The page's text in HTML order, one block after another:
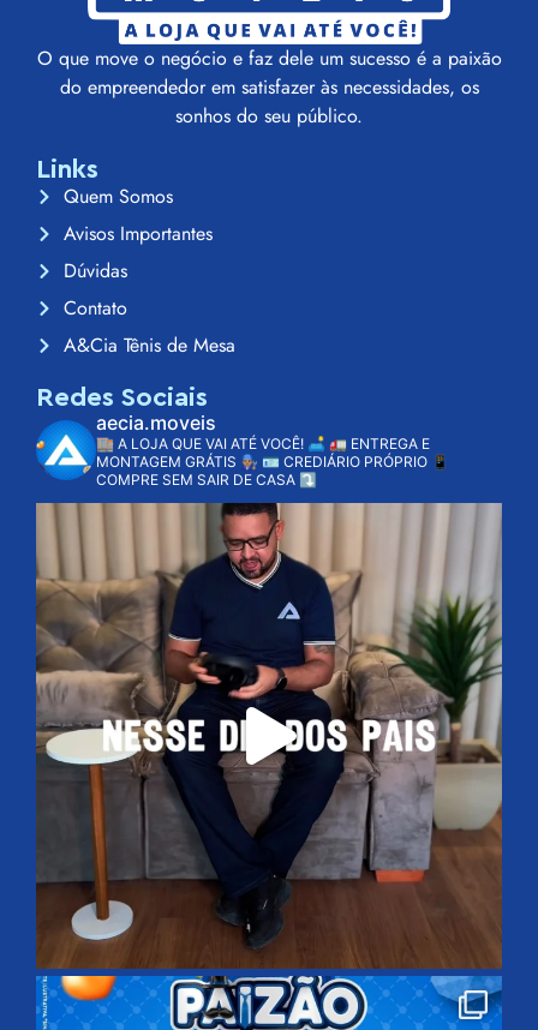
O que move o negócio e faz dele um sucesso é a paixão
do empreendedor em satisfazer às necessidades, os
sonhos do seu público.
Links
Quem Somos
Avisos Importantes
Dúvidas
Contato
A&Cia Tênis de Mesa
Redes Sociais
aecia.moveis
🏬 A LOJA QUE VAI ATÉ VOCÊ! 🛋️ 🚛 ENTREGA E
MONTAGEM GRÁTIS 👨🏽‍🔧 🪪 CREDIÁRIO PRÓPRIO 📱
COMPRE SEM SAIR DE CASA ⤵️